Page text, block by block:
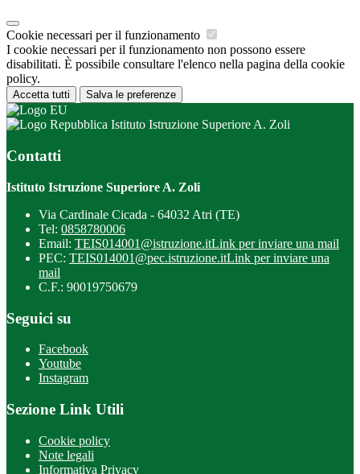
Cookie necessari per il funzionamento
I cookie necessari per il funzionamento non possono essere
disabilitati. È possibile consultare l'elenco nella pagina della cookie
policy.
Accetta tutti Salva le preferenze
Istituto Istruzione Superiore A. Zoli
Contatti
Istituto Istruzione Superiore A. Zoli
Via Cardinale Cicada - 64032 Atri (TE)
Tel: 0858780006
Email: TEIS014001@istruzione.itLink per inviare una mail
PEC: TEIS014001@pec.istruzione.itLink per inviare una
mail
C.F.: 90019750679
Seguici su
Facebook
Youtube
Instagram
Sezione Link Utili
Cookie policy
Note legali
Informativa Privacy